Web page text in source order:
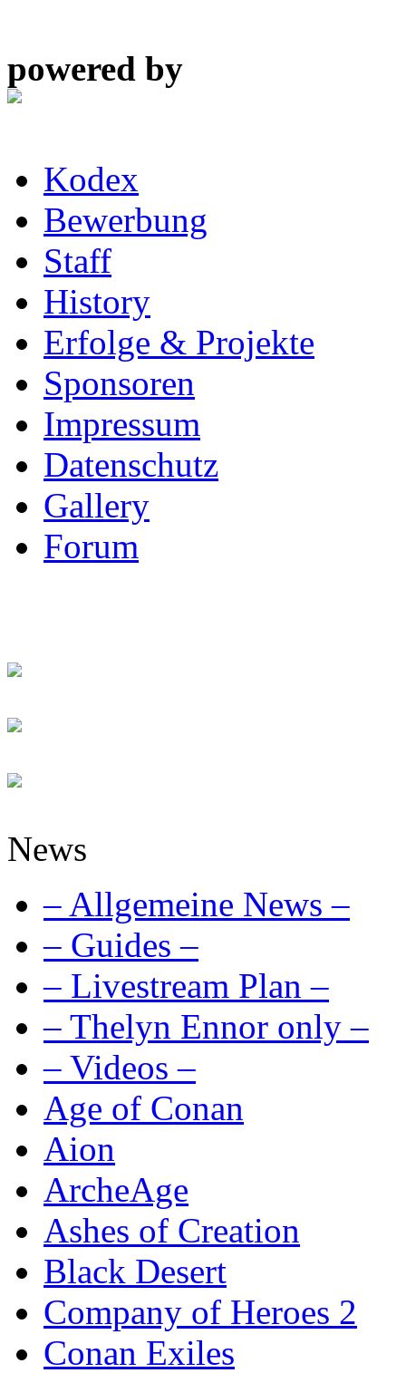
powered by
Kodex
Bewerbung
Staff
History
Erfolge & Projekte
Sponsoren
Impressum
Datenschutz
Gallery
Forum
News
– Allgemeine News –
– Guides –
– Livestream Plan –
– Thelyn Ennor only –
– Videos –
Age of Conan
Aion
ArcheAge
Ashes of Creation
Black Desert
Company of Heroes 2
Conan Exiles